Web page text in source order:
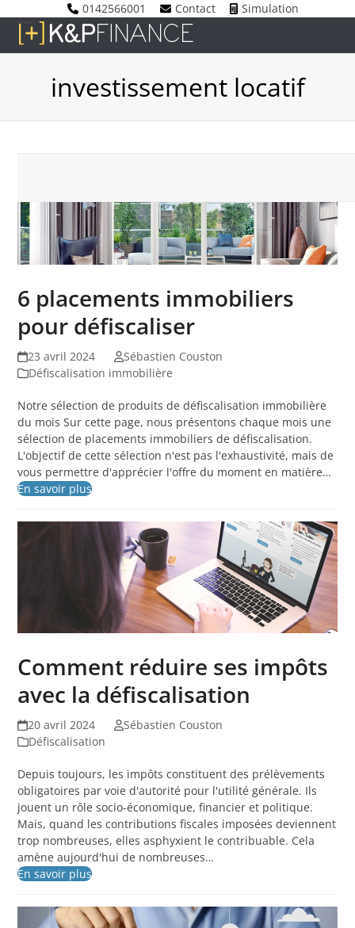
content
0142566001 Contact Simulation
Open
menu
Close
menuinvestissement locatif
6 placements immobiliers
pour défiscaliser
23 avril 2024
Sébastien Couston
Défiscalisation immobilière
Notre sélection de produits de défiscalisation immobilière
du mois Sur cette page, nous présentons chaque mois une
sélection de placements immobiliers de défiscalisation.
L'objectif de cette sélection n'est pas l'exhaustivité, mais de
vous permettre d'apprécier l'offre du moment en matière…
En savoir plus
Comment réduire ses impôts
avec la défiscalisation
20 avril 2024
Sébastien Couston
Défiscalisation
Depuis toujours, les impôts constituent des prélèvements
obligatoires par voie d'autorité pour l'utilité générale. Ils
jouent un rôle socio-économique, financier et politique.
Mais, quand les contributions fiscales imposées deviennent
trop nombreuses, elles asphyxient le contribuable. Cela
amène aujourd'hui de nombreuses…
En savoir plus